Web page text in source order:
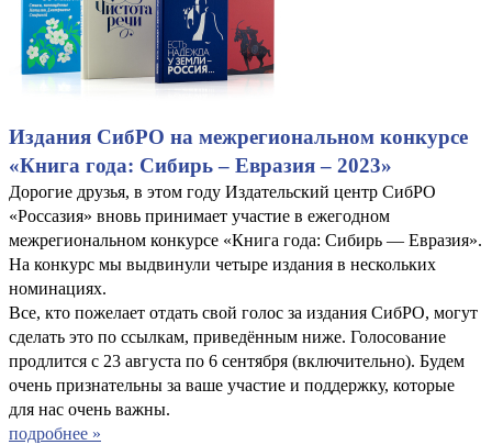
Издания СибРО на межрегиональном конкурсе
«Книга года: Сибирь – Евразия – 2023»
Дорогие друзья, в этом году Издательский центр СибРО
«Россазия» вновь принимает участие в ежегодном
межрегиональном конкурсе «Книга года: Сибирь — Евразия».
На конкурс мы выдвинули четыре издания в нескольких
номинациях.
Все, кто пожелает отдать свой голос за издания СибРО, могут
сделать это по ссылкам, приведённым ниже. Голосование
продлится с 23 августа по 6 сентября (включительно). Будем
очень признательны за ваше участие и поддержку, которые
для нас очень важны.
подробнее »